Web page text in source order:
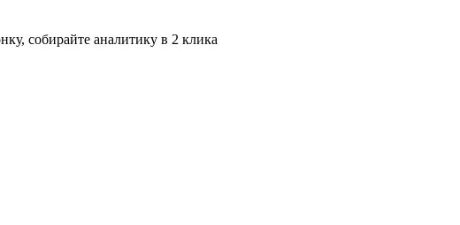
собирайте аналитику в 2 клика